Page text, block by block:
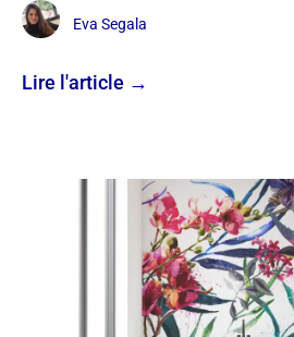
Eva Segala
Lire l'article →